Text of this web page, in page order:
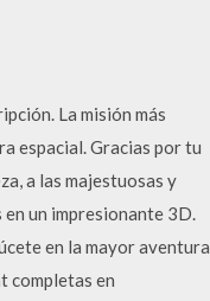
La misión más
espacial. Gracias por tu
a las majestuosas y
en un impresionante 3D.
en la mayor aventura
completas en